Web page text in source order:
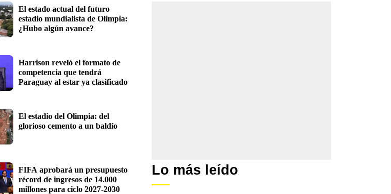
El estado actual del futuro
estadio mundialista de Olimpia:
¿Hubo algún avance?
Harrison reveló el formato de
competencia que tendrá
Paraguay al estar ya clasificado
El estadio del Olimpia: del
glorioso cemento a un baldío
FIFA aprobará un presupuesto
récord de ingresos de 14.000
Lo más leído